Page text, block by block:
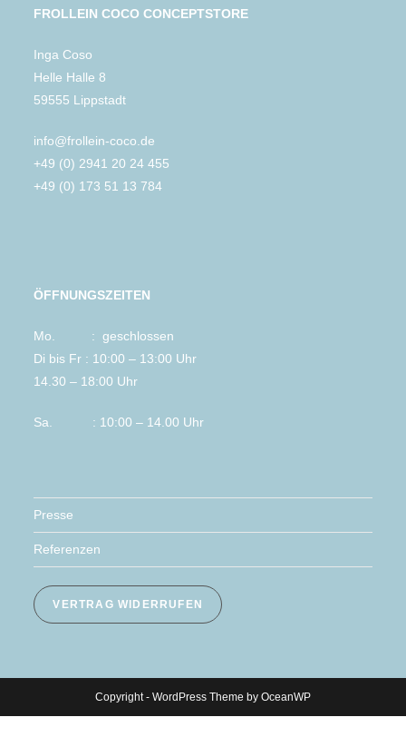
FROLLEIN COCO CONCEPTSTORE
Inga Coso
Helle Halle 8
59555 Lippstadt
info@frollein-coco.de
+49 (0) 2941 20 24 455
+49 (0) 173 51 13 784
ÖFFNUNGSZEITEN
Mo. : geschlossen
Di bis Fr : 10:00 – 13:00 Uhr
14.30 – 18:00 Uhr
Sa. : 10:00 – 14.00 Uhr
Presse
Referenzen
VERTRAG WIDERRUFEN
Copyright - WordPress Theme by OceanWP